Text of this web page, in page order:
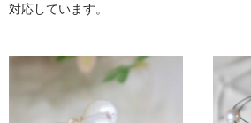
ブランドストーリー
対応しています。